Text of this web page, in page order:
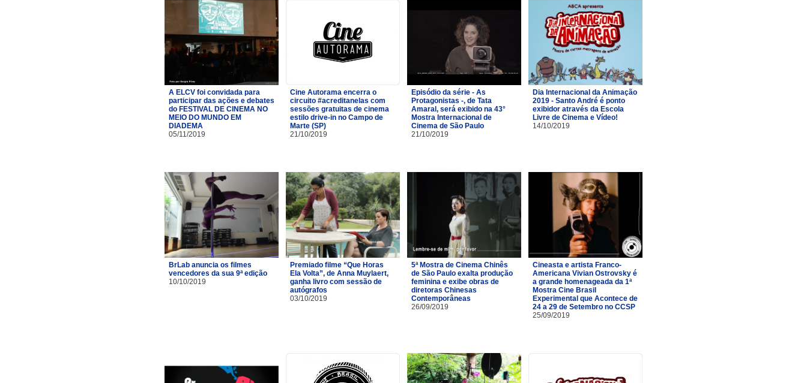
A ELCV foi convidada para
participar das ações e debates
do FESTIVAL DE CINEMA NO
MEIO DO MUNDO EM
DIADEMA
05/11/2019
Cine Autorama encerra o
circuito #acreditanelas com
sessões gratuitas de cinema
estilo drive-in no Campo de
Marte (SP)
21/10/2019
Episódio da série - As
Protagonistas -, de Tata
Amaral, será exibido na 43°
Mostra Internacional de
Cinema de São Paulo
21/10/2019
Dia Internacional da Animação
2019 - Santo André é ponto
exibidor através da Escola
Livre de Cinema e Vídeo!
14/10/2019
BrLab anuncia os filmes
vencedores da sua 9ª edição
10/10/2019
Premiado filme “Que Horas
Ela Volta”, de Anna Muylaert,
ganha livro com sessão de
autógrafos
03/10/2019
5ª Mostra de Cinema Chinês
de São Paulo exalta produção
feminina e exibe obras de
diretoras Chinesas
Contemporâneas
26/09/2019
Cineasta e artista Franco-
Americana Vivian Ostrovsky é
a grande homenageada da 1ª
Mostra Cine Brasil
Experimental que Acontece de
24 a 29 de Setembro no CCSP
25/09/2019